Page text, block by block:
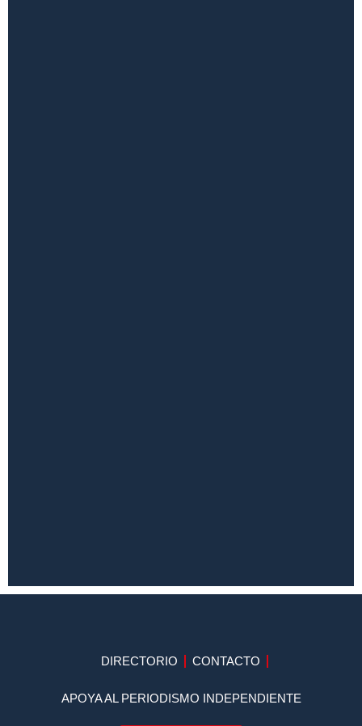
DIRECTORIO CONTACTO
APOYA AL PERIODISMO INDEPENDIENTE